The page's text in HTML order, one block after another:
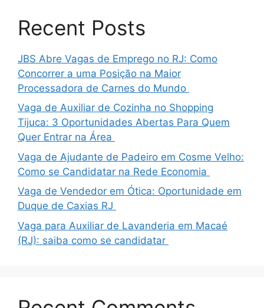
Recent Posts
JBS Abre Vagas de Emprego no RJ: Como
Concorrer a uma Posição na Maior
Processadora de Carnes do Mundo
Vaga de Auxiliar de Cozinha no Shopping
Tijuca: 3 Oportunidades Abertas Para Quem
Quer Entrar na Área
Vaga de Ajudante de Padeiro em Cosme Velho:
Como se Candidatar na Rede Economia
Vaga de Vendedor em Ótica: Oportunidade em
Duque de Caxias RJ
Vaga para Auxiliar de Lavanderia em Macaé
(RJ): saiba como se candidatar